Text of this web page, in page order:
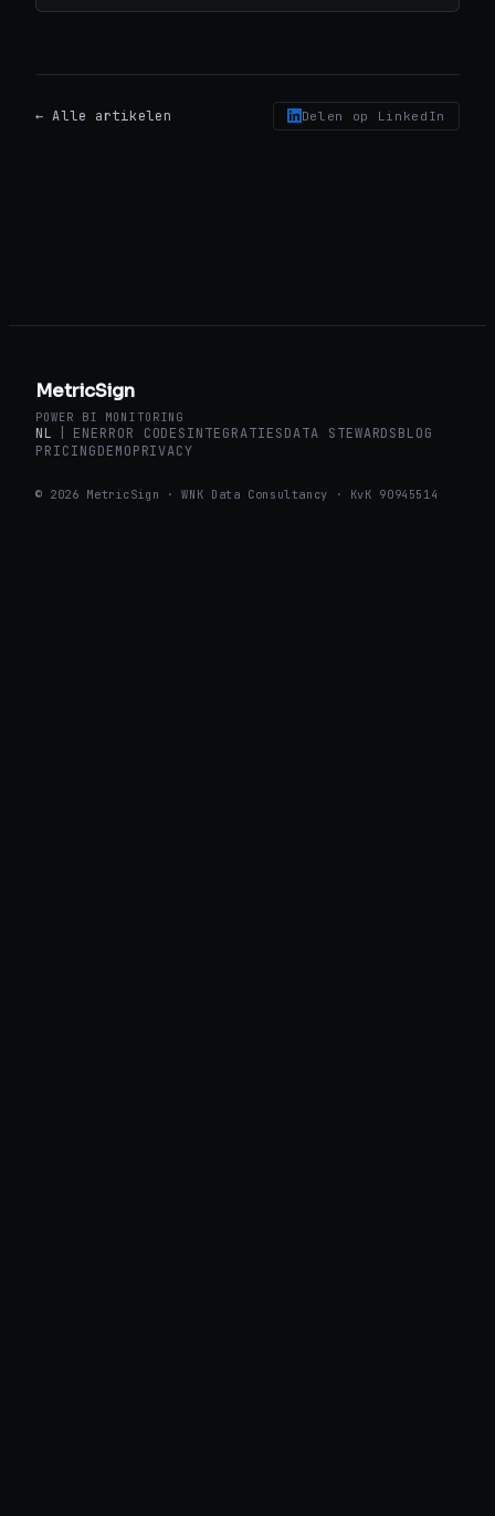
← Alle artikelen Delen op LinkedIn
MetricSign
POWER BI MONITORING
NL ENERROR CODESINTEGRATIESDATA STEWARDSBLOG
PRICINGDEMOPRIVACY
© 2026 MetricSign · WNK Data Consultancy · KvK 90945514